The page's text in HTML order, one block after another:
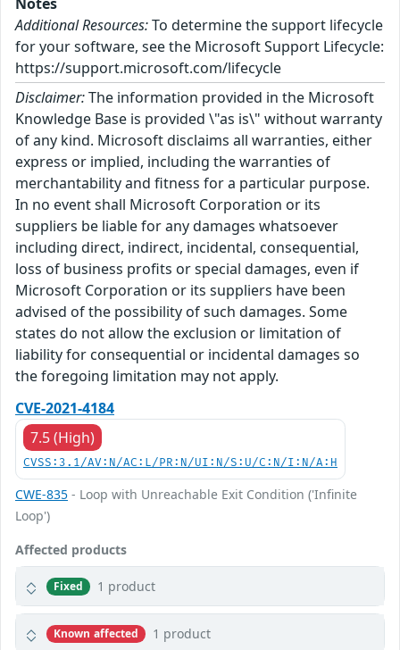
Additional Resources:To determine the support lifecycle
for your software, see the Microsoft Support Lifecycle:
https://support.microsoft.com/lifecycle
Disclaimer:The information provided in the Microsoft
Knowledge Base is provided \"as is\" without warranty
of any kind. Microsoft disclaims all warranties, either
express or implied, including the warranties of
merchantability and fitness for a particular purpose.
In no event shall Microsoft Corporation or its
suppliers be liable for any damages whatsoever
including direct, indirect, incidental, consequential,
loss of business profits or special damages, even if
Microsoft Corporation or its suppliers have been
advised of the possibility of such damages. Some
states do not allow the exclusion or limitation of
liability for consequential or incidental damages so
the foregoing limitation may not apply.
CVE-2021-4184
7.5 (High)
CVSS:3.1/AV:N/AC:L/PR:N/UI:N/S:U/C:N/I:N/A:H
CWE-835 - Loop with Unreachable Exit Condition ('Infinite
Loop')
Affected products
Fixed 1 product
Known affected 1 product